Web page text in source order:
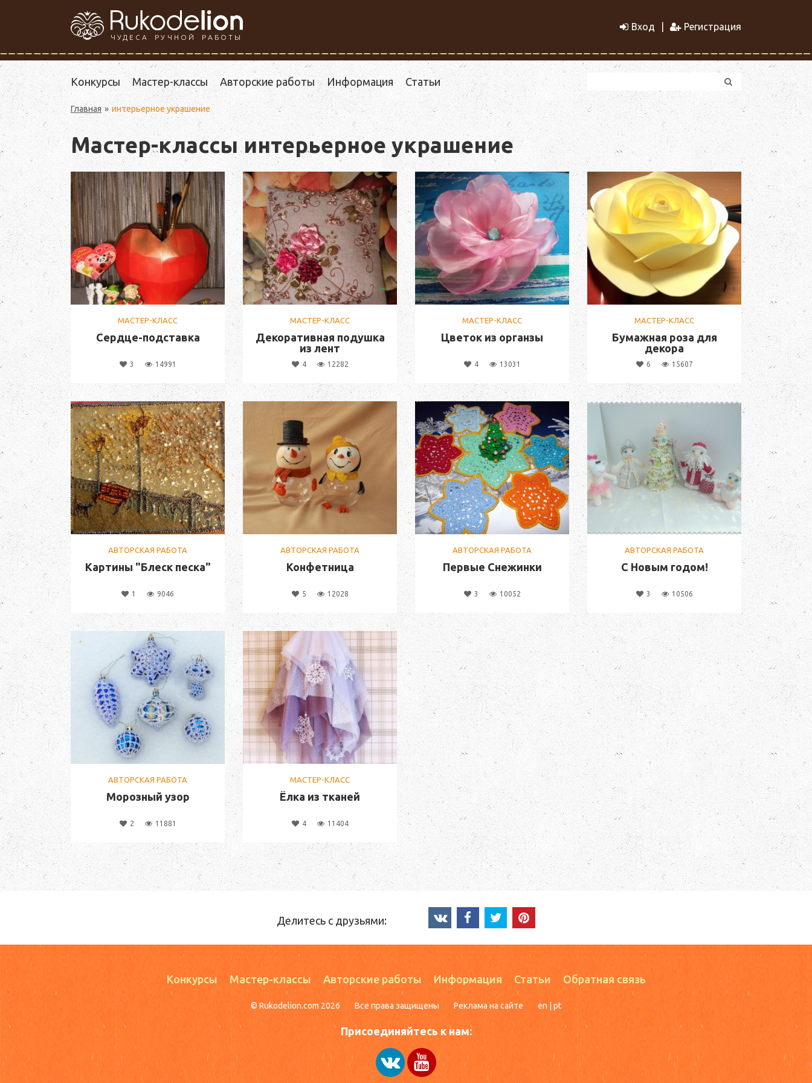
ЧУДЕСА РУЧНОЙ РАБОТЫ
Вход Регистрация
Конкурсы Мастер-классы Авторские работы Информация Статьи
Главная интерьерное украшение
Мастер-классы интерьерное украшение
МАСТЕР-КЛАСС
Сердце-подставка
3 14991
МАСТЕР-КЛАСС
Декоративная подушка
из лент
4 12282
МАСТЕР-КЛАСС
Цветок из органзы
4 13031
МАСТЕР-КЛАСС
Бумажная роза для
декора
6 15607
АВТОРСКАЯ РАБОТА
Картины "Блеск песка"
1 9046
АВТОРСКАЯ РАБОТА
Конфетница
5 12028
АВТОРСКАЯ РАБОТА
Первые Снежинки
3 10052
АВТОРСКАЯ РАБОТА
С Новым годом!
3 10506
АВТОРСКАЯ РАБОТА
Морозный узор
2 11881
МАСТЕР-КЛАСС
Ёлка из тканей
4 11404
Делитесь с друзьями:
Конкурсы Мастер-классы Авторские работы Информация Статьи Обратная связь
© Rukodelion.com 2026 Все права защищены Реклама на сайте en pt
Присоединяйтесь к нам: